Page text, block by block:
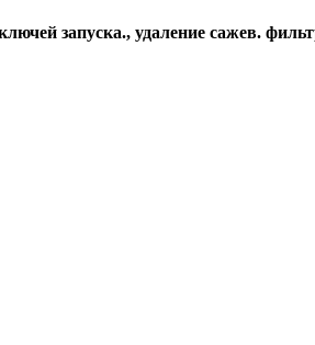
запуска., удаление сажев.